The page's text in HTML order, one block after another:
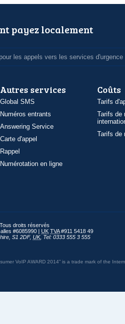
payez localement
les appels vers les services d'urgence
Autres services
Global SMS
Numéros entrants
Answering Service
Carte d'appel
Rappel
Numérotation en ligne
Coûts
Tarifs
Tarifs de
Tarifs de
. Tous droits réservés
#6085990 | UK TVA#911 5418 49
S1 2DF, UK, Tel: 0333 555 3 555
VoIP AWARD 2014” is a trade mark of the